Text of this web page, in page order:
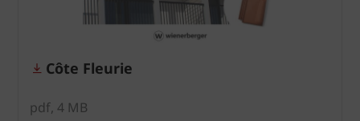
Côte Fleurie
pdf, 4 MB